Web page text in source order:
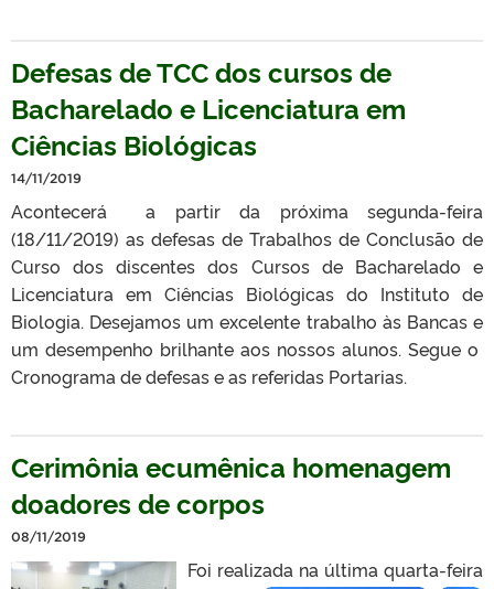
Defesas de TCC dos cursos de
Bacharelado e Licenciatura em
Ciências Biológicas
14/11/2019
Acontecerá a partir da próxima segunda-feira
(18/11/2019) as defesas de Trabalhos de Conclusão de
Curso dos discentes dos Cursos de Bacharelado e
Licenciatura em Ciências Biológicas do Instituto de
Biologia. Desejamos um excelente trabalho às Bancas e
um desempenho brilhante aos nossos alunos. Segue o
Cronograma de defesas e as referidas Portarias.
Cerimônia ecumênica homenagem
doadores de corpos
08/11/2019
Foi realizada na última quarta-feira